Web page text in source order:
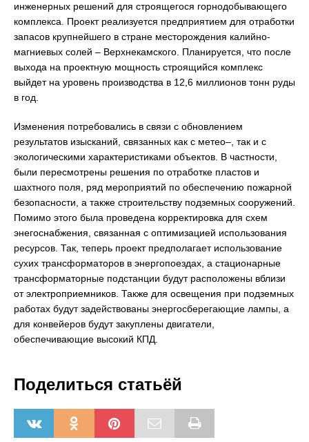
инженерных решений для строящегося горнодобывающего
комплекса. Проект реализуется предприятием для отработки
запасов крупнейшего в стране месторождения калийно-
магниевых солей – Верхнекамского. Планируется, что после
выхода на проектную мощность строящийся комплекс
выйдет на уровень производства в 12,6 миллионов тонн руды
в год.
Изменения потребовались в связи с обновлением
результатов изысканий, связанных как с метео–, так и с
экологическими характеристиками объектов. В частности,
были пересмотрены решения по отработке пластов и
шахтного поля, ряд мероприятий по обеспечению пожарной
безопасности, а также строительству подземных сооружений.
Помимо этого была проведена корректировка для схем
энегоснабжения, связанная с оптимизацией использования
ресурсов. Так, теперь проект предполагает использование
сухих трансформаторов в энергопоездах, а стационарные
трансформаторные подстанции будут расположены вблизи
от электроприемников. Также для освещения при подземных
работах будут задействованы энергосберегающие лампы, а
для конвейеров будут закуплены двигатели,
обеспечивающие высокий КПД.
Поделиться статьёй